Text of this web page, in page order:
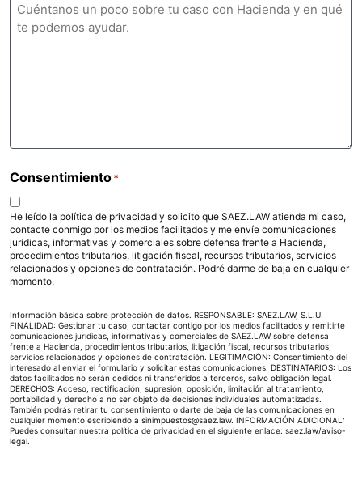
Consentimiento*
He leído la política de privacidad y solicito que SAEZ.LAW atienda mi caso,
contacte conmigo por los medios facilitados y me envíe comunicaciones
jurídicas, informativas y comerciales sobre defensa frente a Hacienda,
procedimientos tributarios, litigación fiscal, recursos tributarios, servicios
relacionados y opciones de contratación. Podré darme de baja en cualquier
momento.
Información básica sobre protección de datos. RESPONSABLE: SAEZ.LAW, S.L.U.
FINALIDAD: Gestionar tu caso, contactar contigo por los medios facilitados y remitirte
comunicaciones jurídicas, informativas y comerciales de SAEZ.LAW sobre defensa
frente a Hacienda, procedimientos tributarios, litigación fiscal, recursos tributarios,
servicios relacionados y opciones de contratación. LEGITIMACIÓN: Consentimiento del
interesado al enviar el formulario y solicitar estas comunicaciones. DESTINATARIOS: Los
datos facilitados no serán cedidos ni transferidos a terceros, salvo obligación legal.
DERECHOS: Acceso, rectificación, supresión, oposición, limitación al tratamiento,
portabilidad y derecho a no ser objeto de decisiones individuales automatizadas.
También podrás retirar tu consentimiento o darte de baja de las comunicaciones en
cualquier momento escribiendo a sinimpuestos@saez.law. INFORMACIÓN ADICIONAL:
Puedes consultar nuestra política de privacidad en el siguiente enlace: saez.law/aviso-
legal.